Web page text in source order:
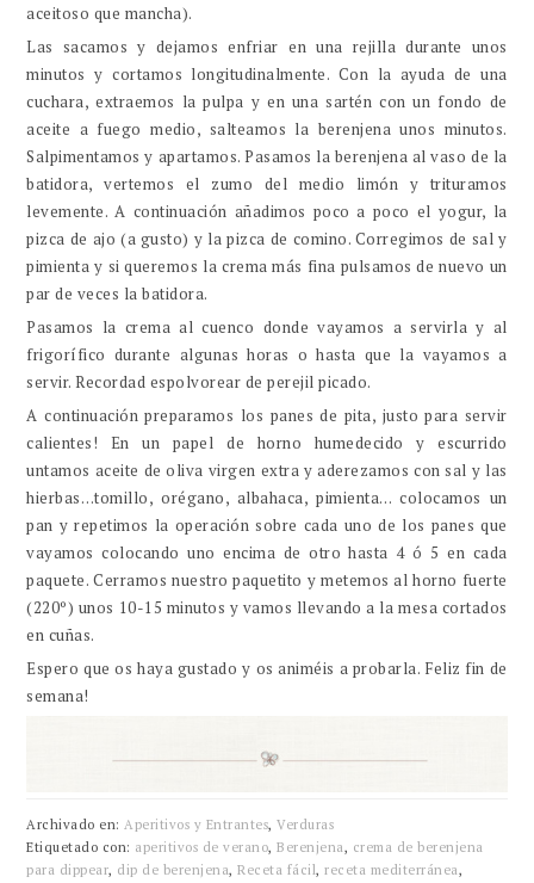
aceitoso que mancha).
Las sacamos y dejamos enfriar en una rejilla durante unos
minutos y cortamos longitudinalmente. Con la ayuda de una
cuchara, extraemos la pulpa y en una sartén con un fondo de
aceite a fuego medio, salteamos la berenjena unos minutos.
Salpimentamos y apartamos. Pasamos la berenjena al vaso de la
batidora, vertemos el zumo del medio limón y trituramos
levemente. A continuación añadimos poco a poco el yogur, la
pizca de ajo (a gusto) y la pizca de comino. Corregimos de sal y
pimienta y si queremos la crema más fina pulsamos de nuevo un
par de veces la batidora.
Pasamos la crema al cuenco donde vayamos a servirla y al
frigorífico durante algunas horas o hasta que la vayamos a
servir. Recordad espolvorear de perejil picado.
A continuación preparamos los panes de pita, justo para servir
calientes! En un papel de horno humedecido y escurrido
untamos aceite de oliva virgen extra y aderezamos con sal y las
hierbas…tomillo, orégano, albahaca, pimienta… colocamos un
pan y repetimos la operación sobre cada uno de los panes que
vayamos colocando uno encima de otro hasta 4 ó 5 en cada
paquete. Cerramos nuestro paquetito y metemos al horno fuerte
(220º) unos 10-15 minutos y vamos llevando a la mesa cortados
en cuñas.
Espero que os haya gustado y os animéis a probarla. Feliz fin de
semana!
Archivado en:Aperitivos y Entrantes,Verduras
Etiquetado con: aperitivos de verano,Berenjena, crema de berenjena
para dippear, dip de berenjena,Receta fácil,receta mediterránea,